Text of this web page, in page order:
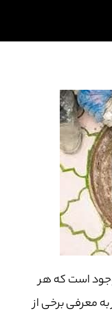
است که هر
معرفی برخی از